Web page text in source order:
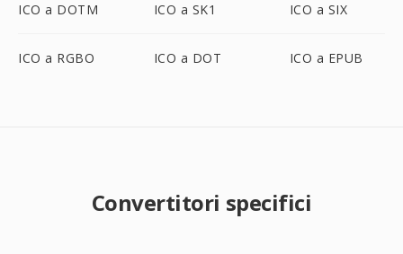
ICO a DOTM ICO a SK1 ICO a SIX
ICO a RGBO ICO a DOT ICO a EPUB
Convertitori specifici